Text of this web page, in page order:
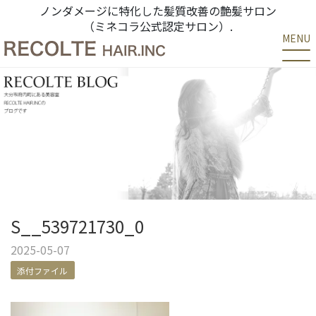
ノンダメージに特化した髪質改善の艶髪サロン
（ミネコラ公式認定サロン）.
MENU
S__539721730_0
2025-05-07
添付ファイル